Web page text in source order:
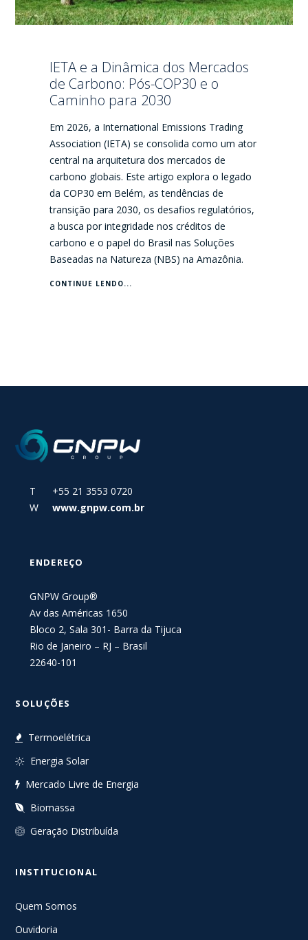
IETA e a Dinâmica dos Mercados
de Carbono: Pós-COP30 e o
Caminho para 2030
Em 2026, a International Emissions Trading
Association (IETA) se consolida como um ator
central na arquitetura dos mercados de
carbono globais. Este artigo explora o legado
da COP30 em Belém, as tendências de
transição para 2030, os desafios regulatórios,
a busca por integridade nos créditos de
carbono e o papel do Brasil nas Soluções
Baseadas na Natureza (NBS) na Amazônia.
CONTINUE LENDO...
T +55 21 3553 0720
W
www.gnpw.com.br
ENDEREÇO
GNPW Group®
Av das Américas 1650
Bloco 2, Sala 301- Barra da Tijuca
Rio de Janeiro – RJ – Brasil
22640-101
SOLUÇÕES
Termoelétrica
Energia Solar
Mercado Livre de Energia
Biomassa
Geração Distribuída
INSTITUCIONAL
Quem Somos
Ouvidoria